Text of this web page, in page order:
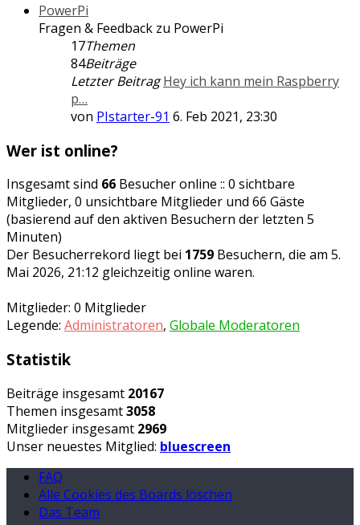
PowerPi
Fragen & Feedback zu PowerPi
17Themen
84Beiträge
Letzter Beitrag Hey ich kann mein Raspberry
p…
von PIstarter-91 6. Feb 2021, 23:30
Wer ist online?
Insgesamt sind 66 Besucher online :: 0 sichtbare
Mitglieder, 0 unsichtbare Mitglieder und 66 Gäste
(basierend auf den aktiven Besuchern der letzten 5
Minuten)
Der Besucherrekord liegt bei 1759 Besuchern, die am 5.
Mai 2026, 21:12 gleichzeitig online waren.
Mitglieder: 0 Mitglieder
Legende: Administratoren, Globale Moderatoren
Statistik
Beiträge insgesamt 20167
Themen insgesamt3058
Mitglieder insgesamt 2969
Unser neuestes Mitglied: bluescreen
FAQ
Alle Cookies des Boards löschen
Das Team